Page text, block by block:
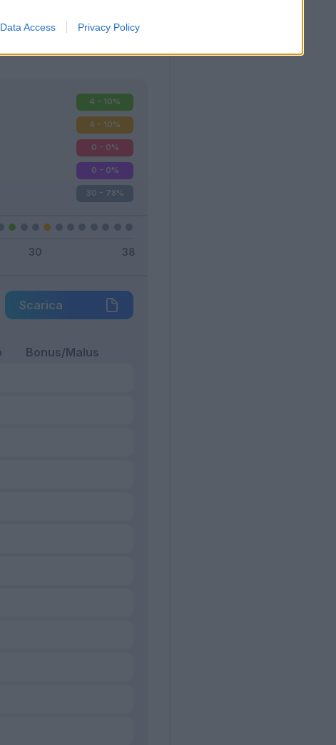
Data Access Privacy Policy
4 - 10%
4 - 10%
0 - 0%
0 - 0%
30 - 78%
Scarica
Bonus/Malus